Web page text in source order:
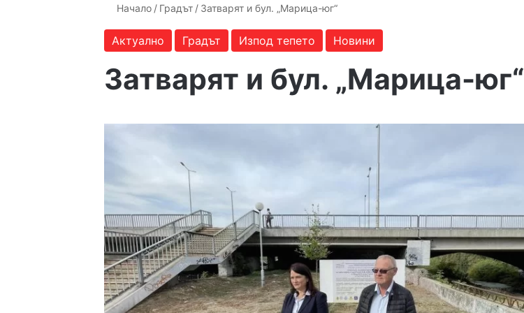
Начало / Градът / Затварят и бул. „Марица-юг“
Актуално Градът Изпод тепето Новини
Затварят и бул. „Марица-юг“